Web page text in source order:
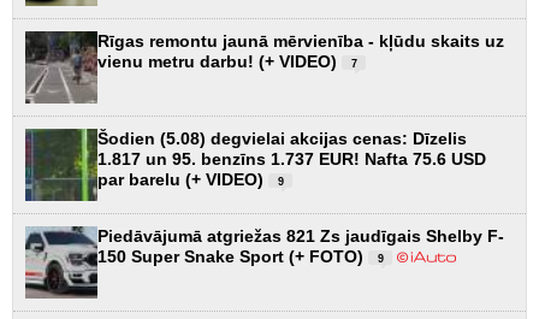
Rīgas remontu jaunā mērvienība - kļūdu skaits uz
vienu metru darbu! (+ VIDEO)
7
Šodien (5.08) degvielai akcijas cenas: Dīzelis
1.817 un 95. benzīns 1.737 EUR! Nafta 75.6 USD
par barelu (+ VIDEO)
9
Piedāvājumā atgriežas 821 Zs jaudīgais Shelby F-
150 Super Snake Sport (+ FOTO)
9